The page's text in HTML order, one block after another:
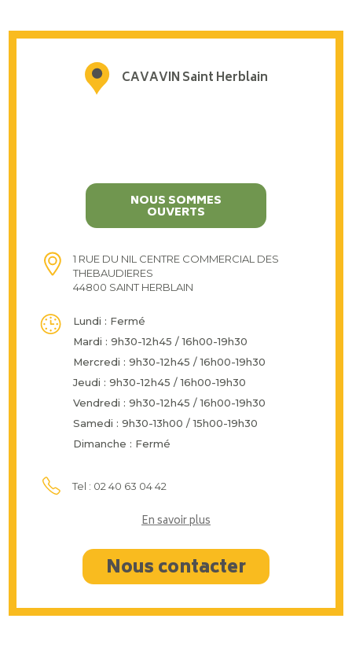
CAVAVIN Saint Herblain
NOUS SOMMES
OUVERTS
1 RUE DU NIL CENTRE COMMERCIAL DES
THEBAUDIERES
44800 SAINT HERBLAIN
Lundi : Fermé
Mardi : 9h30-12h45 / 16h00-19h30
Mercredi : 9h30-12h45 / 16h00-19h30
Jeudi : 9h30-12h45 / 16h00-19h30
Vendredi : 9h30-12h45 / 16h00-19h30
Samedi : 9h30-13h00 / 15h00-19h30
Dimanche : Fermé
Tel : 02 40 63 04 42
En savoir plus
Nous contacter